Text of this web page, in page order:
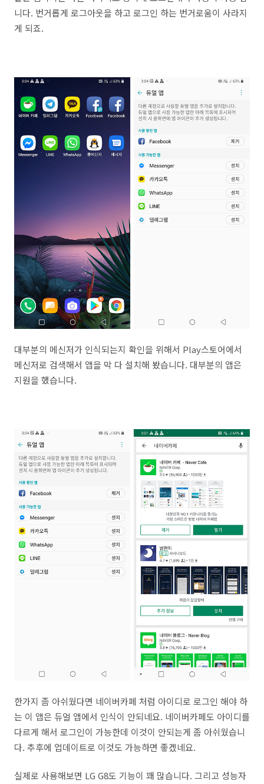
니다. 번거롭게 로그아웃을 하고 로그인 하는 번거로움이 사라지
게 되죠.
대부분의 메신저가 인식되는지 확인을 위해서 Play스토어에서
메신저로 검색해서 앱을 막 다 설치해 봤습니다. 대부분의 앱은
지원을 했습니다.
한가지 좀 아쉬웠다면 네이버카페 처럼 아이디로 로그인 해야 하
는 이 앱은 듀얼 앱에서 인식이 안되네요. 네이버카페도 아이디를
다르게 해서 로그인이 가능한데 이것이 안되는게 좀 아쉬웠습니
다. 추후에 업데이트로 이것도 가능하면 좋겠네요.
실제로 사용해보면 LG G8도 기능이 꽤 많습니다. 그리고 성능자